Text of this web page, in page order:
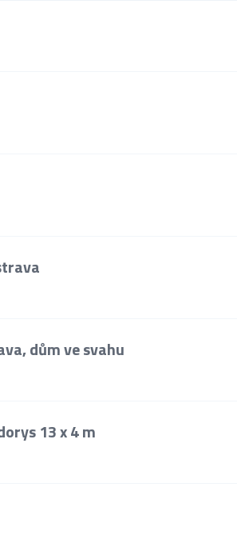
dům ve svahu
13 x 4 m